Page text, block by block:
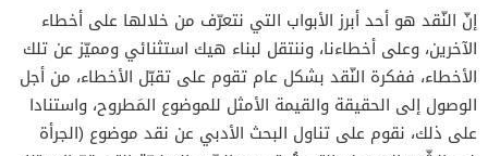
إنّ النّقد هو أحد أبرز الأبواب التي نتعرّف من خلالها على أخطاء
الآخرين، وعلى أخطاءنا، وننتقل لبناء هيك استثنائي ومميّز عن تلك
الأخطاء، ففكرة النّقد بشكل عام تقوم على تقبّل الأخطاء، من أجل
الوصول إلى الحقيقة والقيمة الأمثل للموضوع المَطروح، واستنادا
على ذلك، نقوم على تناول البحث الأدبي عن نقد موضوع (الجرأة